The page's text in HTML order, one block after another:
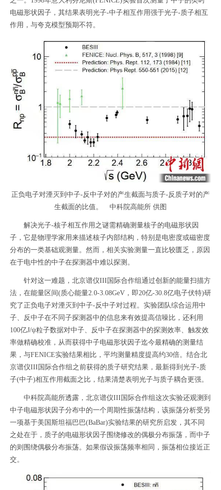
电磁形状因子，其结果表明光子-中子相互作用强于光子-质子相互
作用，与夸克模型预期不符。
正负电子对湮灭到中子-反中子对的产生截面与质子-反质子对的产
生截面的比值。 中科院高能所 供图
解决光子-核子相互作用之谜需精确测量核子的电磁形状因
子，它是物理学家用来描述核子内部结构，特别是电密度或磁密度
分布的一类基础观测量。然而，相关实验测量一直比较匮乏，原因
在于电中性的中子在探测器中难以探测。
针对这一难题，北京谱仪III国际合作组通过创新的能量扫描方
法，在能量区间(质心能量2.0-3.08GeV，即20亿-30.8亿电子伏特)研
究了正负电子对湮灭到中子-反中子对过程。实验团队综合运用中
子、反中子在不同子探测器中的信息来有效提高信噪比，还利用
100亿J/ψ粒子数据对中子、反中子在探测器中的探测效率、触发效
率做精确校准，从而获得中子电磁形状因子迄今最精确的测量结
果，与FENICE实验结果相比，平均测量精度提高约30倍。结合北
京谱仪III国际合作组之前获得的质子研究结果，最新得到光子-质
子(中子)相互作用截面之比，结果清楚表明光子与质子耦合更强。
中科院高能所透露，北京谱仪III国际合作组这次实验还观测到
中子电磁形状因子分布中的一个周期性振荡结构，该振荡分析受另
一项基于美国斯坦福巴巴(BaBar)实验结果的研究所启发，其不同
之处在于，质子的电磁形状因子围绕修改的偶极分布振荡，而中子
的则围绕偶极分布振荡。如果假设振荡频率相同，振荡相位接近正
交。